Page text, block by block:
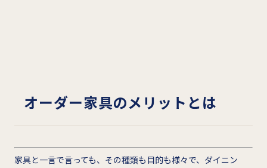
オーダー家具のメリットとは
家具と一言で言っても、その種類も目的も様々で、ダイニン